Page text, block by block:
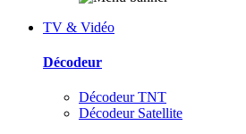
TV & Vidéo
Décodeur
Décodeur TNT
Décodeur Satellite